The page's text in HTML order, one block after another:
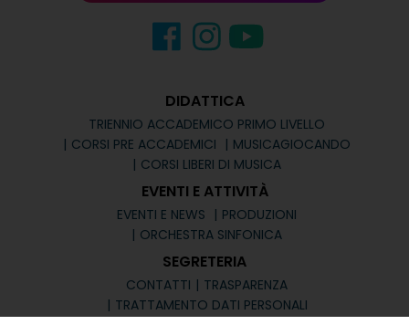
DIDATTICA
TRIENNIO ACCADEMICO PRIMO LIVELLO
CORSI PRE ACCADEMICI
MUSICAGIOCANDO
CORSI LIBERI DI MUSICA
EVENTI E ATTIVITÀ
EVENTI E NEWS
PRODUZIONI
ORCHESTRA SINFONICA
SEGRETERIA
CONTATTI
TRASPARENZA
TRATTAMENTO DATI PERSONALI